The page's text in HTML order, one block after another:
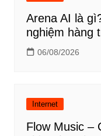
Arena AI là
nghiệm hàng
06/08/2026
Internet
Flow Music –